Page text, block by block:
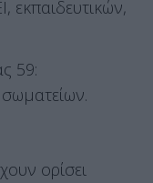
εκπαιδευτικών,
59:
ορίσει